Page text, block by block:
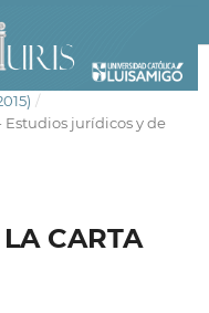
/
jurídicos y de
CARTA